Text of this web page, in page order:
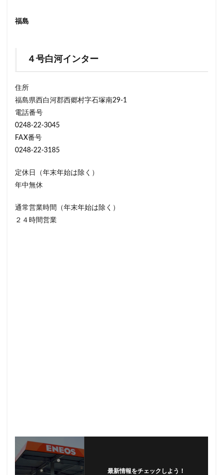
福島
４号白河インター
住所
福島県西白河郡西郷村字石塚南29-1
電話番号
0248-22-3045
FAX番号
0248-22-3185
定休日（年末年始は除く）
年中無休
通常営業時間（年末年始は除く）
２４時間営業
最新情報をチェックしよう！